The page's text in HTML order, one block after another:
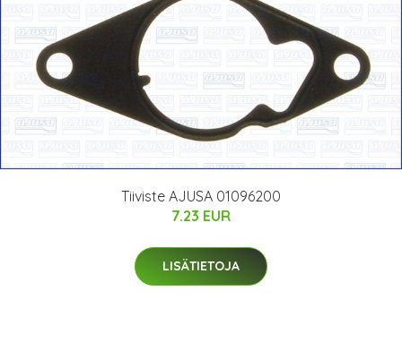
Tiiviste AJUSA 01096200
7.23 EUR
LISÄTIETOJA